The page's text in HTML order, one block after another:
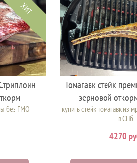
ХИТ
без ГМО
Томагавк стейк
зерновой
купить стейк томагавк из
в СПб
4270